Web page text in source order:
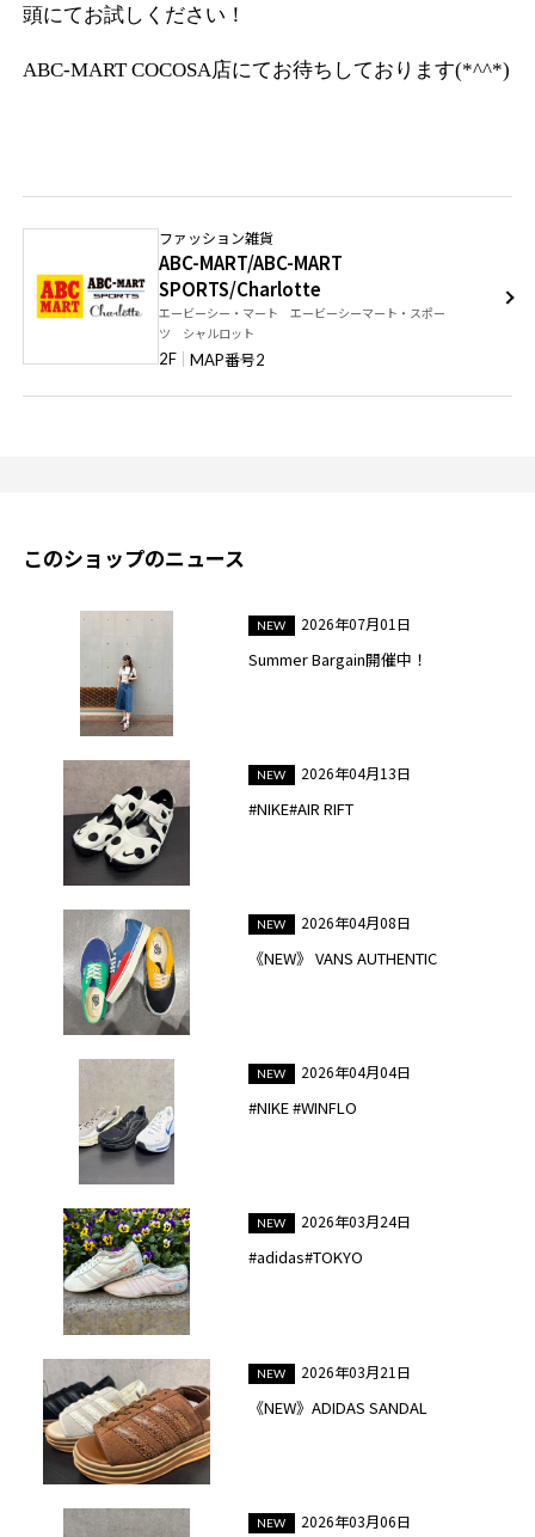
頭にてお試しください！
ABC-MART COCOSA店にてお待ちしております(*^^*)
ファッション雑貨
ABC-MART/ABC-MART
SPORTS/Charlotte
エービーシー・マート エービーシーマート・スポー
ツ シャルロット
2F MAP番号2
このショップのニュース
2026年07月01日
Summer Bargain開催中！
2026年04月13日
#NIKE#AIR RIFT
2026年04月08日
《NEW》 VANS AUTHENTIC
2026年04月04日
#NIKE #WINFLO
2026年03月24日
#adidas#TOKYO
2026年03月21日
《NEW》ADIDAS SANDAL
2026年03月06日